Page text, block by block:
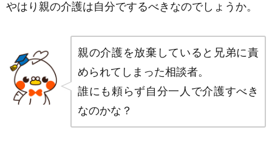
やはり親の介護は自分でするべきなのでしょうか。
親の介護を放棄していると兄弟に責
められてしまった相談者。
誰にも頼らず自分一人で介護すべき
なのかな？